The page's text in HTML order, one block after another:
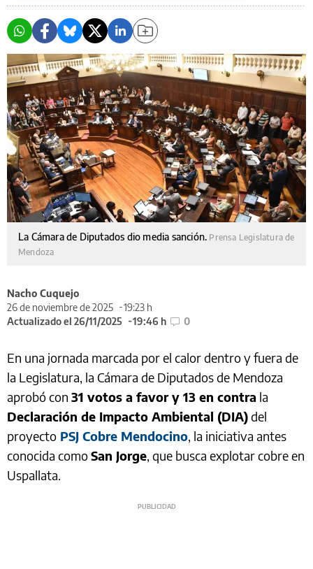
La Cámara de Diputados dio media sanción. Prensa Legislatura de
Mendoza
Nacho Cuquejo
26 de noviembre de 2025
19:23 h
Actualizado el 26/11/2025
19:46 h 0
En una jornada marcada por el calor dentro y fuera de
la Legislatura, la Cámara de Diputados de Mendoza
aprobó con 31 votos a favor y 13 en contra la
Declaración de Impacto Ambiental (DIA)del
proyecto PSJ Cobre Mendocino, la iniciativa antes
conocida comoSan Jorge, que busca explotar cobre en
Uspallata.